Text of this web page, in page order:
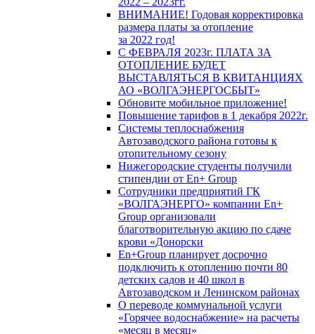
ВНИМАНИЕ! Годовая корректировка
размера платы за отопление
за 2022 год!
С ФЕВРАЛЯ 2023г. ПЛАТА ЗА
ОТОПЛЕНИЕ БУДЕТ
ВЫСТАВЛЯТЬСЯ В КВИТАНЦИЯХ
АО «ВОЛГАЭНЕРГОСБЫТ»
Обновите мобильное приложение!
Повышение тарифов в 1 декабря 2022г.
Системы теплоснабжения
Автозаводского района готовы к
отопительному сезону
Нижегородские студенты получили
стипендии от En+ Group
Сотрудники предприятий ГК
«ВОЛГАЭНЕРГО» компании En+
Group организовали
благотворительную акцию по сдаче
крови «Донорски
En+Group планирует досрочно
подключить к отоплению почти 80
детских садов и 40 школ в
Автозаводском и Ленинском районах
О переводе коммунальной услуги
«Горячее водоснабжение» на расчеты
«месяц в месяц»